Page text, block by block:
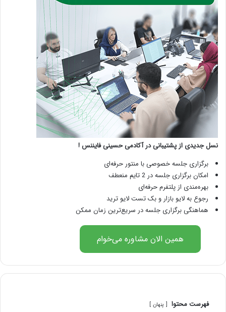
نسل جدیدی از پشتیبانی در آکادمی حسینی فایننس !
برگزاری جلسه خصوصی با منتور حرفه‌ای
امکان برگزاری جلسه در 2 تایم منعطف
بهره‌مندی از پلتفرم حرفه‌ای
رجوع به لایو بازار و بک تست لایو ترید
هماهنگی برگزاری جلسه در سریع‌ترین زمان ممکن
همین الان مشاوره می‌خوام
فهرست محتوا پنهان